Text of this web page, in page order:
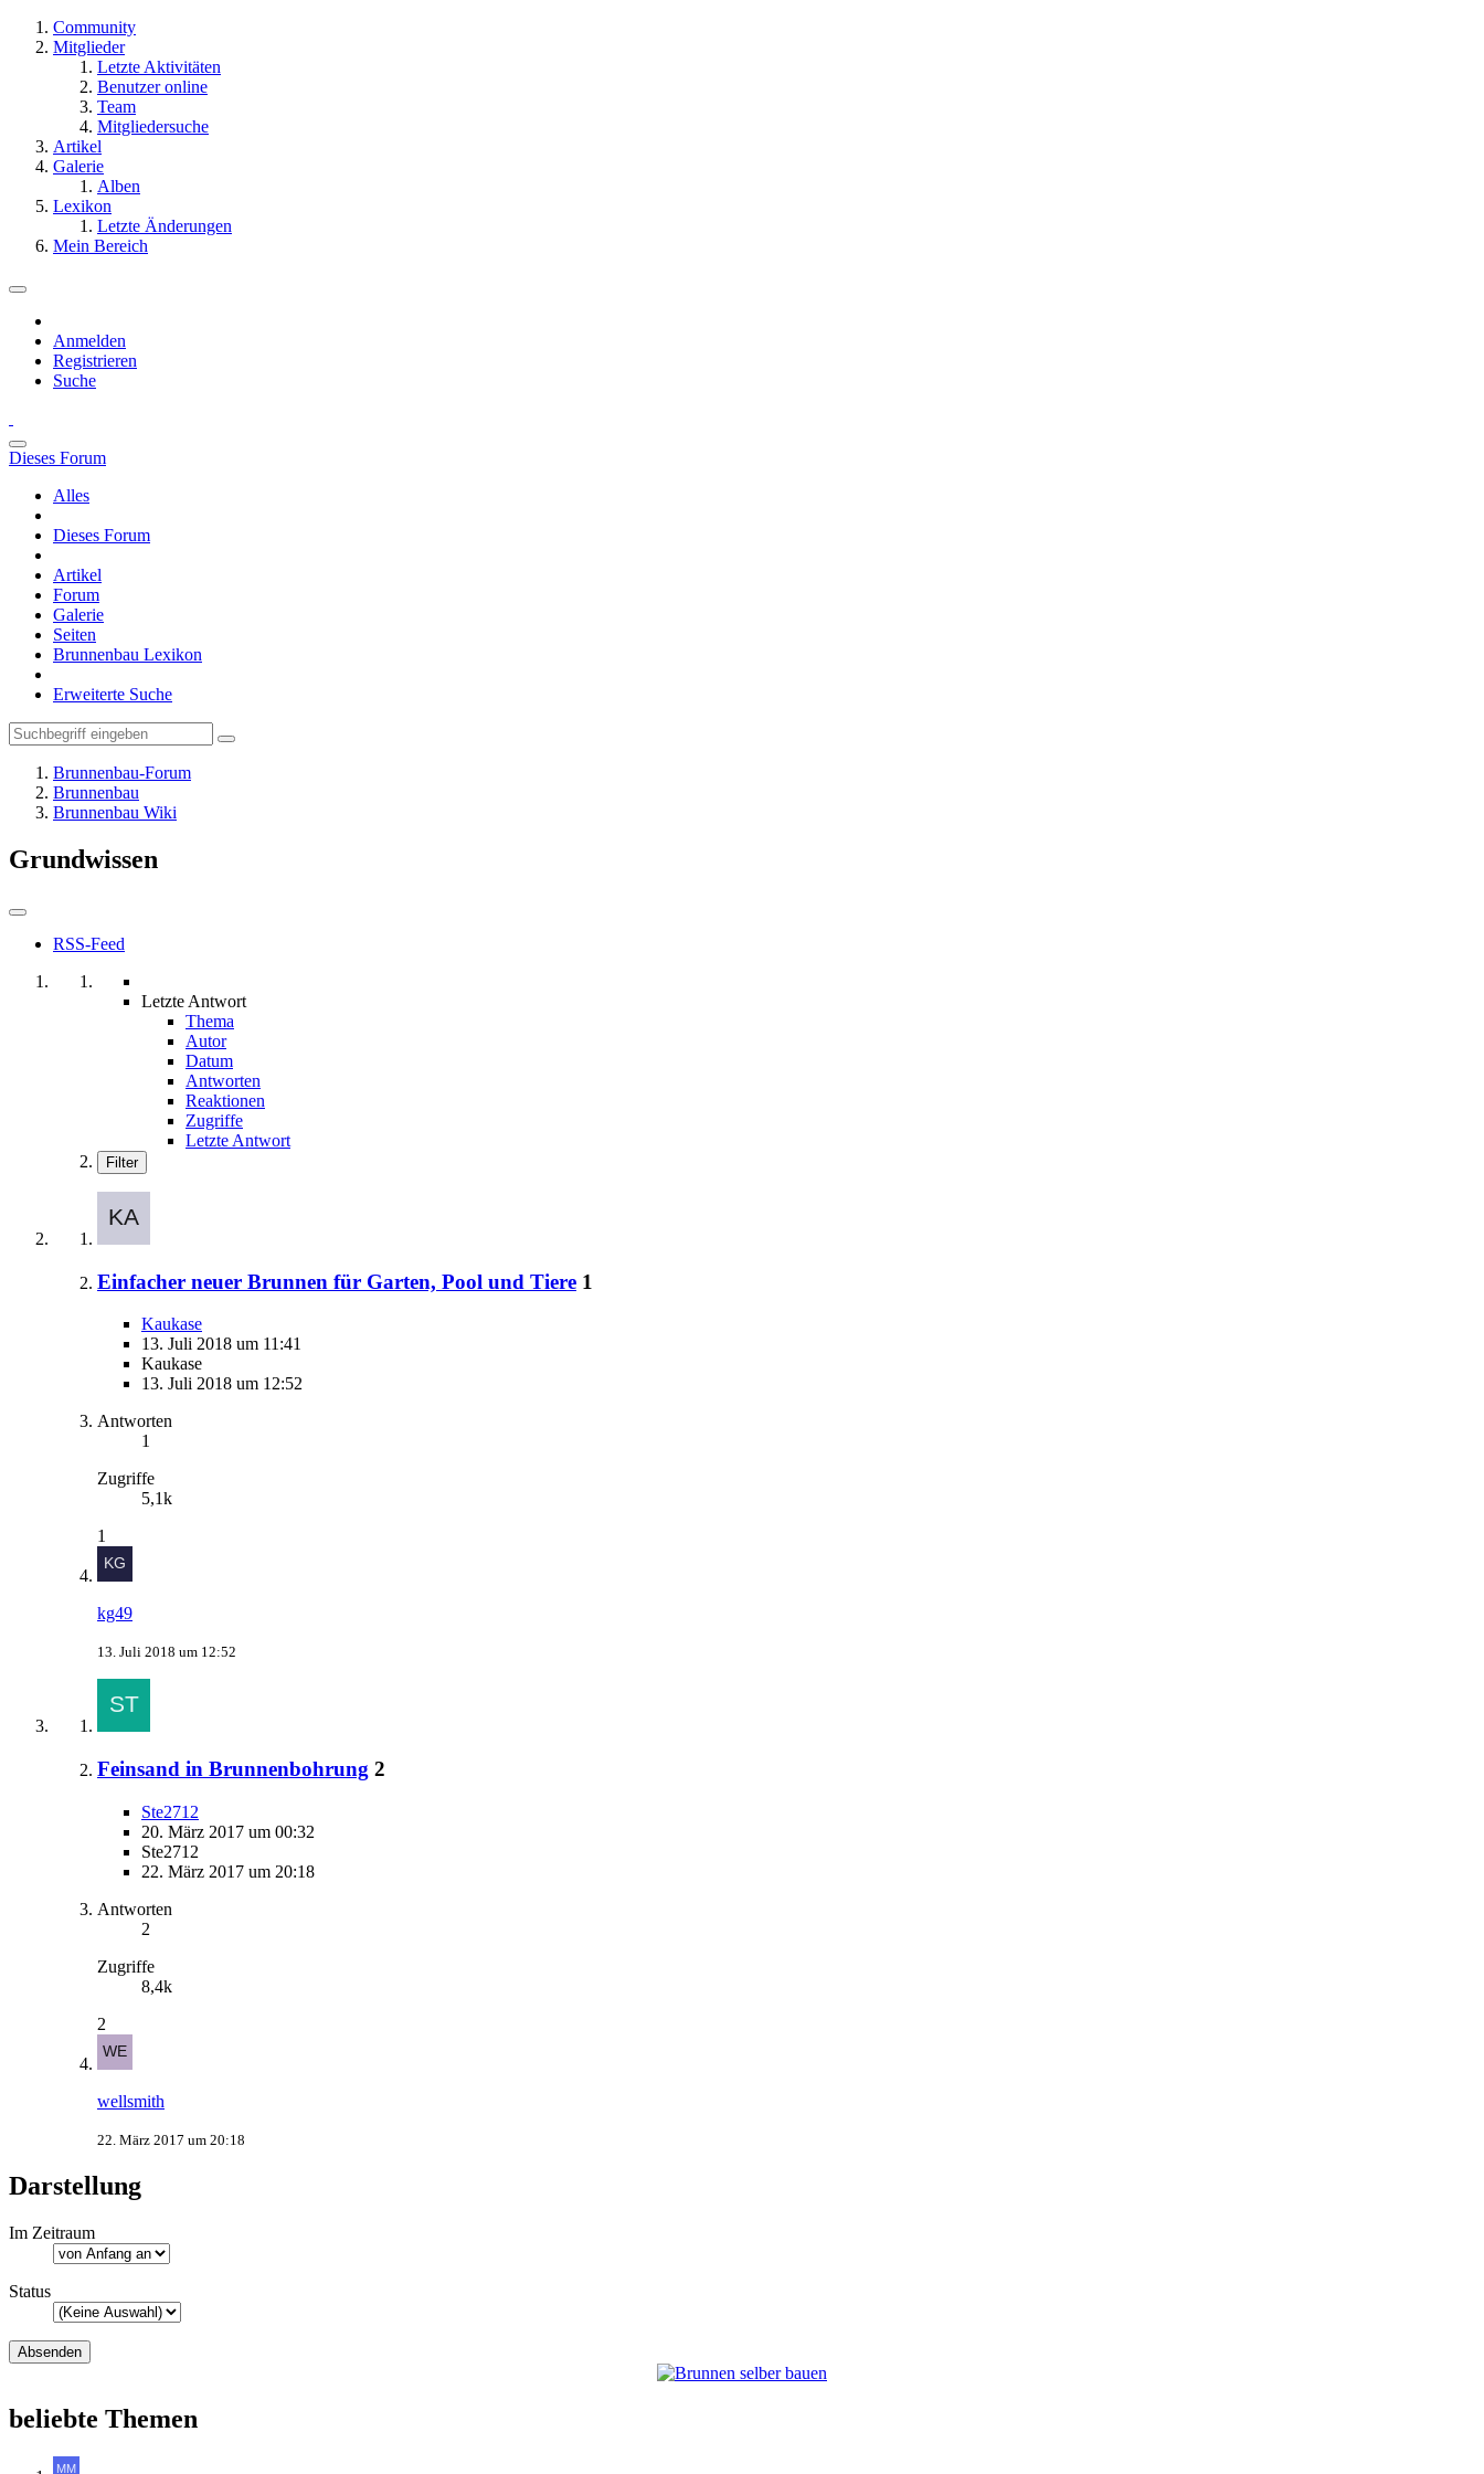
Community
Mitglieder
Letzte Aktivitäten
Benutzer online
Team
Mitgliedersuche
Artikel
Galerie
Alben
Lexikon
Letzte Änderungen
Mein Bereich
Anmelden
Registrieren
Suche
Dieses Forum
Alles
Dieses Forum
Artikel
Forum
Galerie
Seiten
Brunnenbau Lexikon
Erweiterte Suche
Brunnenbau-Forum
Brunnenbau
Brunnenbau Wiki
Grundwissen
RSS-Feed
Letzte Antwort
Thema
Autor
Datum
Antworten
Reaktionen
Zugriffe
Letzte Antwort
Filter
Einfacher neuer Brunnen für Garten, Pool und Tiere 1
Kaukase
13. Juli 2018 um 11:41
Kaukase
13. Juli 2018 um 12:52
Antworten
1
Zugriffe
5,1k
1
kg49
13. Juli 2018 um 12:52
Feinsand in Brunnenbohrung 2
Ste2712
20. März 2017 um 00:32
Ste2712
22. März 2017 um 20:18
Antworten
2
Zugriffe
8,4k
2
wellsmith
22. März 2017 um 20:18
Darstellung
Im Zeitraum
Status
beliebte Themen